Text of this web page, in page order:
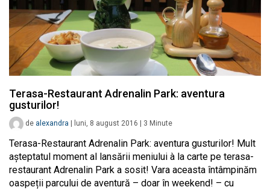
Terasa-Restaurant Adrenalin Park: aventura
gusturilor!
de alexandra luni, 8 august 2016 3 Minute
Terasa-Restaurant Adrenalin Park: aventura gusturilor! Mult
așteptatul moment al lansării meniului à la carte pe terasa-
restaurant Adrenalin Park a sosit! Vara aceasta întâmpinăm
oaspeții parcului de aventură – doar în weekend! – cu